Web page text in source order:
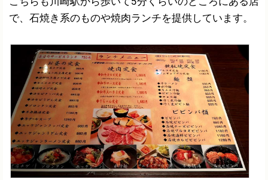
で、石焼き系のものや焼肉ランチを提供しています。